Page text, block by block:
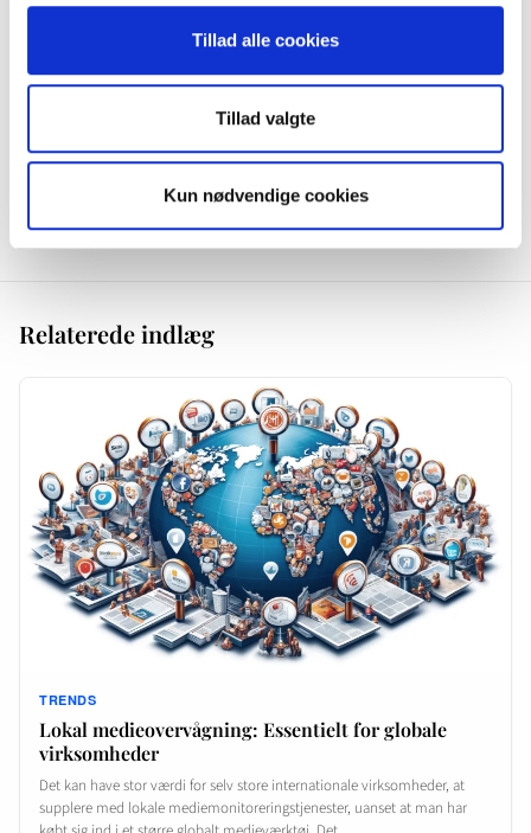
Tillad alle cookies
Tillad valgte
Kun nødvendige cookies
kommentatorer sørger for tåkrummende vendinger, som hverken hører til
blandt korrekt dansk eller det man lærer i folkeskolen.
Kommentarer er lukket.
Relaterede indlæg
TRENDS
Lokal medieovervågning: Essentielt for globale
virksomheder
Det kan have stor værdi for selv store internationale virksomheder, at
supplere med lokale mediemonitoreringstjenester, uanset at man har